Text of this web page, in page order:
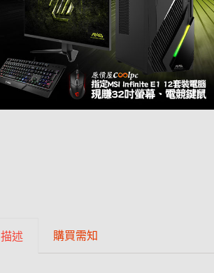
描述 購買需知